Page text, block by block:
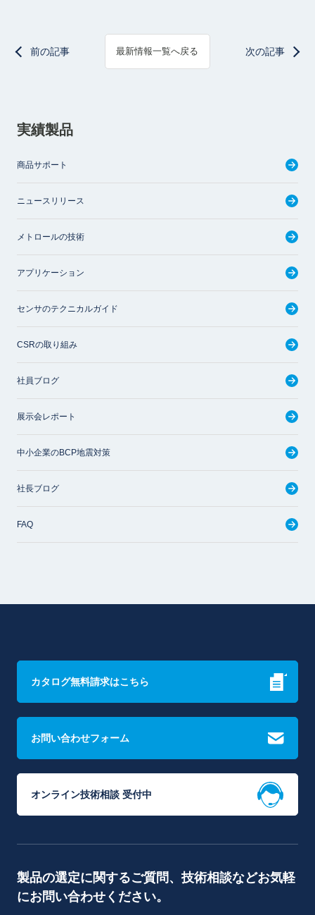
前の記事 最新情報一覧へ戻る 次の記事
実績製品
商品サポート
ニュースリリース
メトロールの技術
アプリケーション
センサのテクニカルガイド
CSRの取り組み
社員ブログ
展示会レポート
中小企業のBCP地震対策
社長ブログ
FAQ
カタログ無料請求はこちら
お問い合わせフォーム
オンライン技術相談 受付中
製品の選定に関するご質問、技術相談などお気軽
にお問い合わせください。